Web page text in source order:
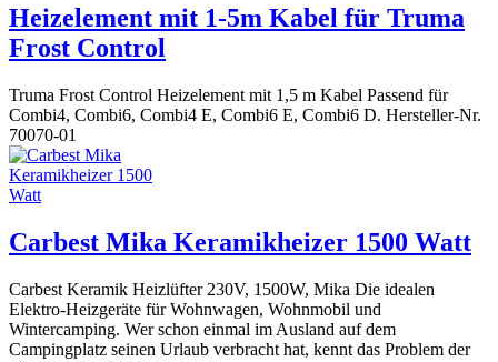
Heizelement mit 1-5m Kabel für Truma
Frost Control
Truma Frost Control Heizelement mit 1,5 m Kabel Passend für
Combi4, Combi6, Combi4 E, Combi6 E, Combi6 D. Hersteller-Nr.
70070-01
Carbest Mika Keramikheizer 1500 Watt
Carbest Keramik Heizlüfter 230V, 1500W, Mika Die idealen
Elektro-Heizgeräte für Wohnwagen, Wohnmobil und
Wintercamping. Wer schon einmal im Ausland auf dem
Campingplatz seinen Urlaub verbracht hat, kennt das Problem der